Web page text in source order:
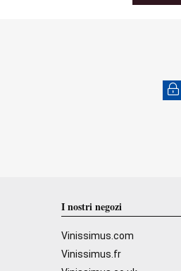
I nostri negozi
Vinissimus.com
Vinissimus.fr